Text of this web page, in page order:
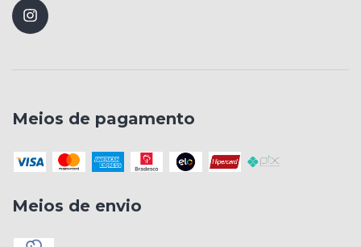
Meios de pagamento
Meios de envio